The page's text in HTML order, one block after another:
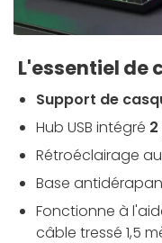
L'essentiel de
Support de
Hub USB intégré
Rétroéclairage
Base
Fonctionne à
câble tressé 1,5